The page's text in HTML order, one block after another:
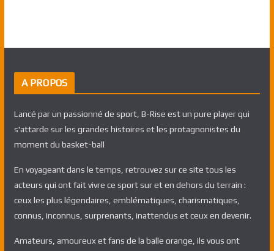
A PROPOS
Lancé par un passionné de sport, B-Rise est un pure player qui
s'attarde sur les grandes histoires et les protagnonistes du
moment du basket-ball
En voyageant dans le temps, retrouvez sur ce site tous les
acteurs qui ont fait vivre ce sport sur et en dehors du terrain :
ceux les plus légendaires, emblématiques, charismatiques,
connus, inconnus, surprenants, inattendus et ceux en devenir.
Amateurs, amoureux et fans de la balle orange, ils vous ont